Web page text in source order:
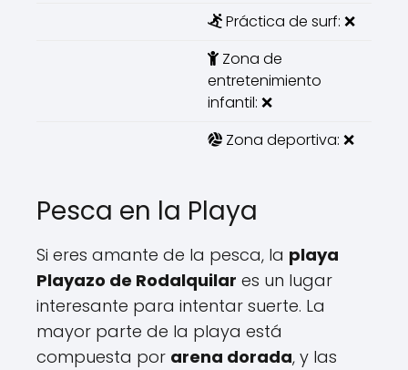
Práctica de surf: ❌
Zona de
entretenimiento
infantil: ❌
Zona deportiva: ❌
Pesca en la Playa
Si eres amante de la pesca, la playa
Playazo de Rodalquilar es un lugar
interesante para intentar suerte. La
mayor parte de la playa está
compuesta por arena dorada, y las